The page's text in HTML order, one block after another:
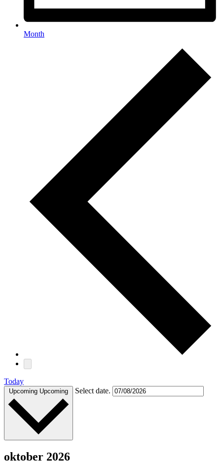
Month
Today
Upcoming Upcoming Select date.
oktober 2026